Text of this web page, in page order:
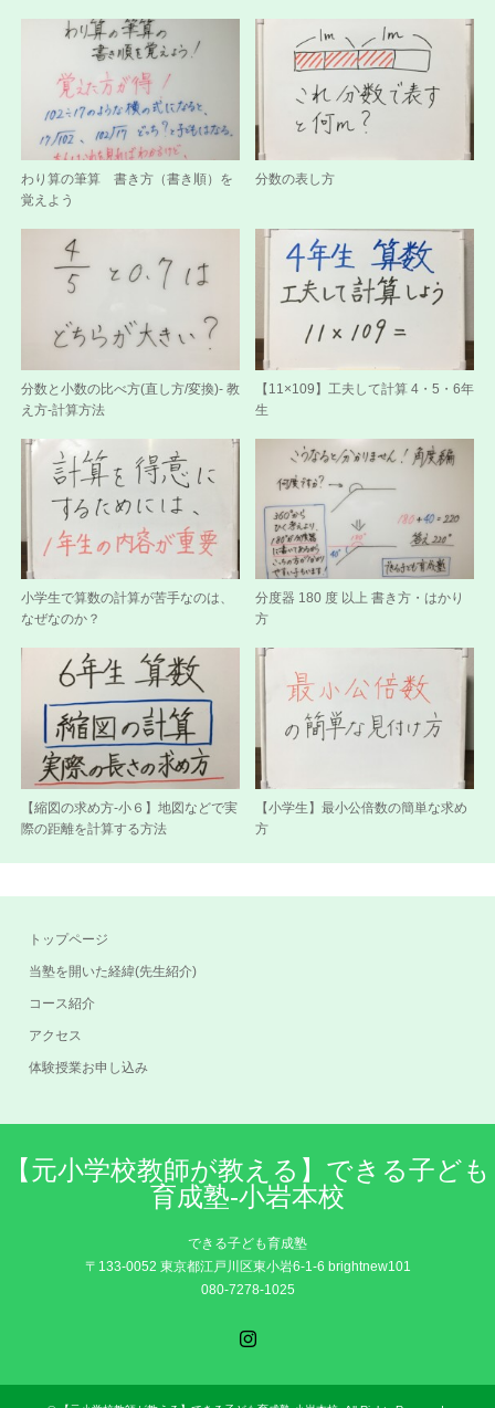
わり算の筆算 書き方（書き順）を
覚えよう
分数の表し方
分数と小数の比べ方(直し方/変換)- 教
え方-計算方法
【11×109】工夫して計算 4・5・6年
生
小学生で算数の計算が苦手なのは、
なぜなのか？
分度器 180 度 以上 書き方・はかり
方
【縮図の求め方-小６】地図などで実
際の距離を計算する方法
【小学生】最小公倍数の簡単な求め
方
トップページ
当塾を開いた経緯(先生紹介)
コース紹介
アクセス
体験授業お申し込み
【元小学校教師が教える】できる子ども
育成塾-小岩本校
できる子ども育成塾
〒133-0052 東京都江戸川区東小岩6-1-6 brightnew101
080-7278-1025